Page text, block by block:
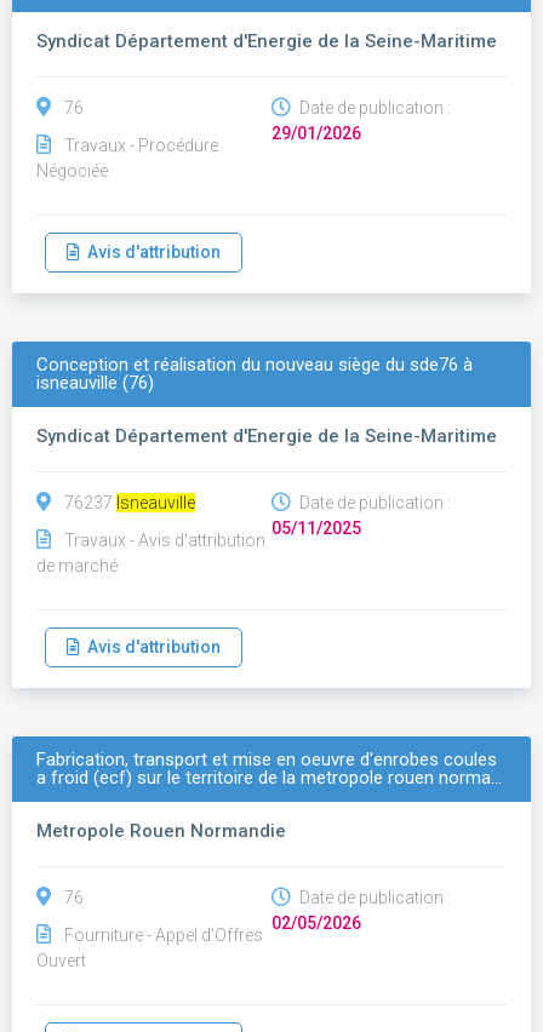
Syndicat Département d'Energie de la Seine-Maritime
76
Travaux - Procédure
Négociée
Date de publication :
29/01/2026
Avis d'attribution
Conception et réalisation du nouveau siège du sde76 à
isneauville (76)
Syndicat Département d'Energie de la Seine-Maritime
76237 Isneauville
Travaux - Avis d'attribution
de marché
Date de publication :
05/11/2025
Avis d'attribution
Fabrication, transport et mise en oeuvre d'enrobes coules
a froid (ecf) sur le territoire de la metropole rouen norma…
Metropole Rouen Normandie
76
Fourniture - Appel d'Offres
Ouvert
Date de publication :
02/05/2026